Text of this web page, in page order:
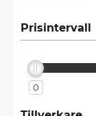
Prisintervall
0